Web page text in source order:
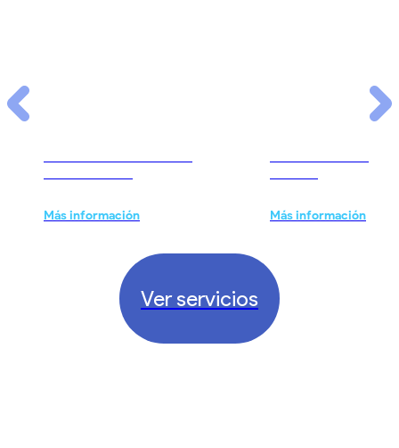
Más información Más información
Ver servicios